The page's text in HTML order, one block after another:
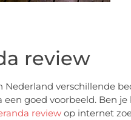
review
verschillende
goed voorbeeld. Ben
review op internet